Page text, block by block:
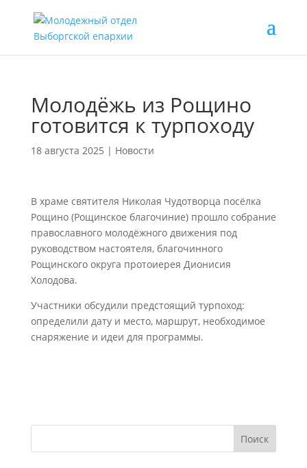
Молодёжь из Рощино
готовится к турпоходу
18 августа 2025 | Новости
В храме святителя Николая Чудотворца посёлка
Рощино (Рощинское благочиние) прошло собрание
православного молодёжного движения под
руководством настоятеля, благочинного
Рощинского округа протоиерея Дионисия
Холодова.
Участники обсудили предстоящий турпоход:
определили дату и место, маршрут, необходимое
снаряжение и идеи для программы.
Поиск